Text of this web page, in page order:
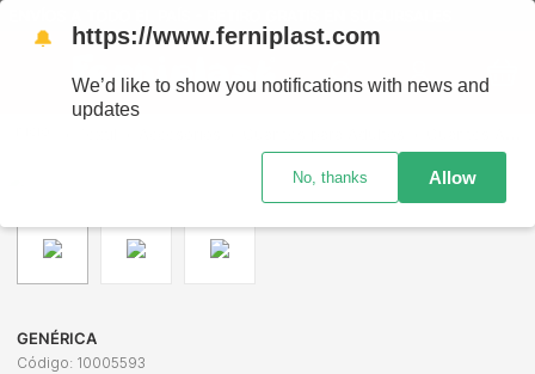
GENÉRICA
Código: 10005593
🔔 https://www.ferniplast.com
We’d like to show you notifications with news and
updates
No, thanks Allow